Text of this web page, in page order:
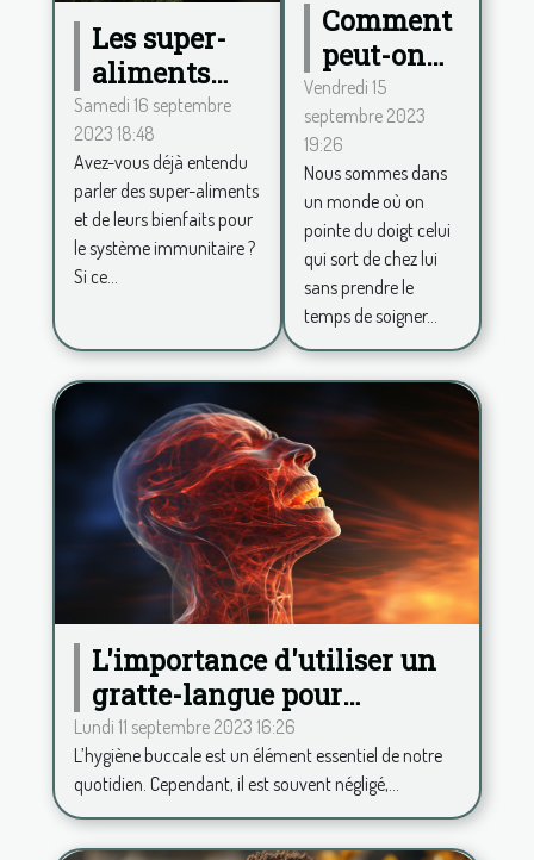
Les super-
aliments
pour
renforcer le
système
immunitaire
Samedi 16 septembre
2023 18:48
Avez-vous déjà entendu
parler des super-aliments
et de leurs bienfaits pour
le système immunitaire ?
Si ce...
Comment
peut-on
procéder
pour se
sentir
belle au
quotidien
et avoir
plus de
confiance
en soi ?
Vendredi 15
septembre 2023
19:26
Nous sommes dans
un monde où on
pointe du doigt celui
qui sort de chez lui
sans prendre le
temps de soigner...
L'importance d'utiliser un
gratte-langue pour
maintenir une haleine
fraîche
Lundi 11 septembre 2023 16:26
L’hygiène buccale est un élément essentiel de notre
quotidien. Cependant, il est souvent négligé,...